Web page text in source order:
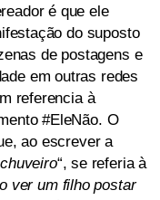
é que ele
do suposto
de postagens e
em outras redes
referencia à
#EleNão. O
ao escrever a
“, se referia à
ver um filho postar